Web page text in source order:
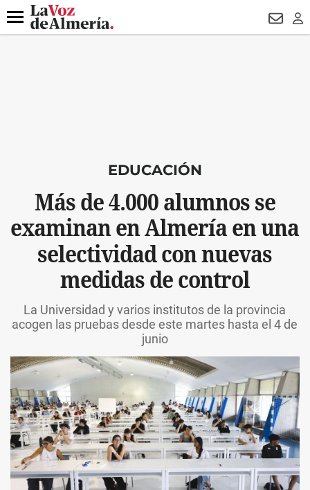
DESTACADO DRON UDA
Menú
EDUCACIÓN
Más de 4.000 alumnos se
examinan en Almería en una
selectividad con nuevas
medidas de control
La Universidad y varios institutos de la provincia
acogen las pruebas desde este martes hasta el 4 de
junio